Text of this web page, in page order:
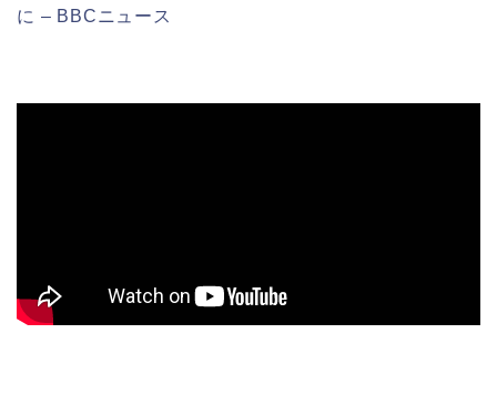
に – BBCニュース